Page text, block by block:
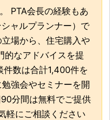
PTA会長の経験もあ
ャルプランナー）で
場から、住宅購入や
的なアドバイスを提
件数は合計1,400件を
強会やセミナーを開
分間は無料でご提供
軽にご相談ください